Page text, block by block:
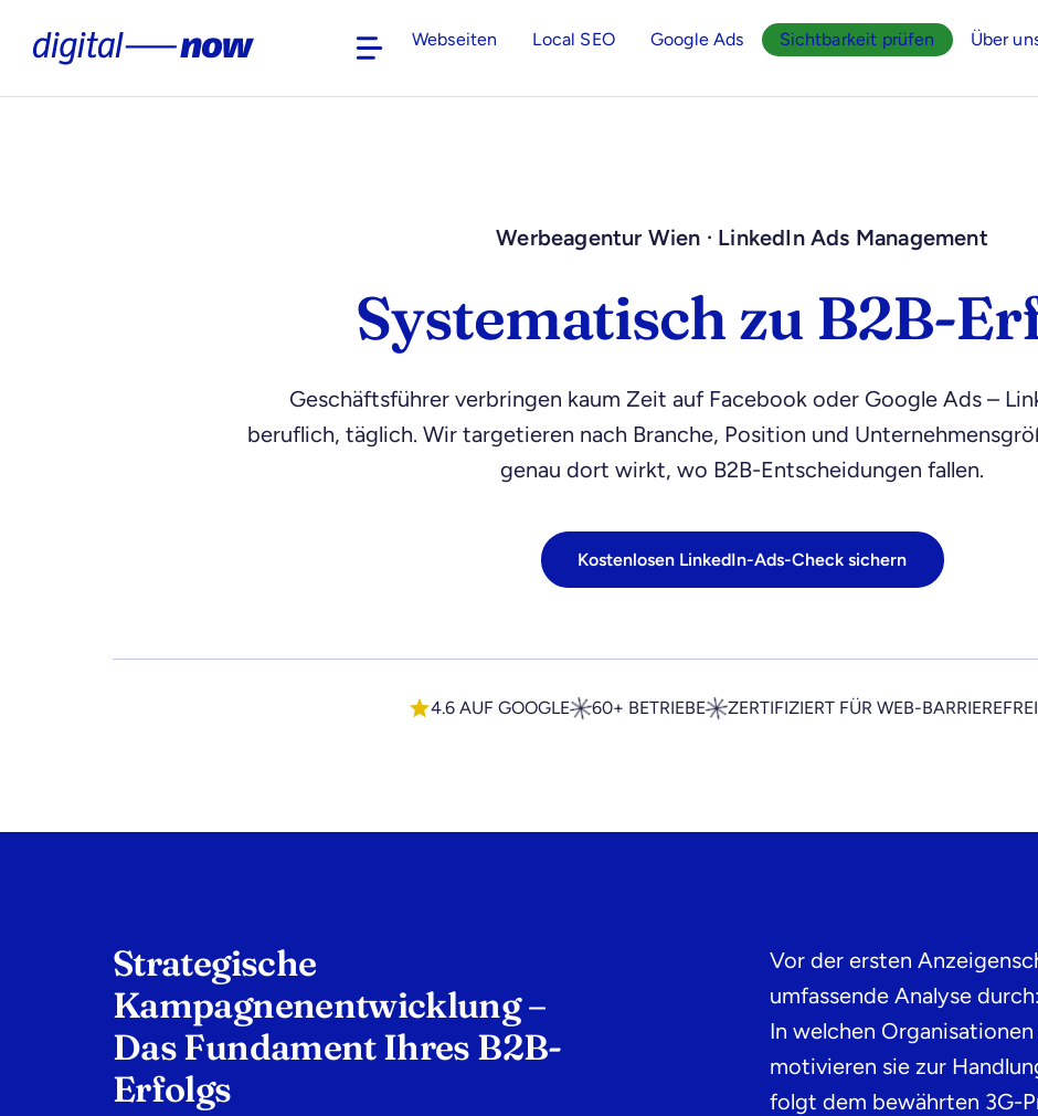
Webseiten Local SEO Google Ads Sichtbarkeit prüfen Über
Werbeagentur Wien · LinkedIn Ads Management
Systematisch zu B2B-
Geschäftsführer verbringen kaum Zeit auf Facebook oder Google Ads –
beruflich, täglich. Wir targetieren nach Branche, Position und
genau dort wirkt, wo B2B-Entscheidungen fallen.
Kostenlosen LinkedIn-Ads-Check sichern
4.6 AUF GOOGLE 60+ BETRIEBE ZERTIFIZIERT FÜR WEB-
Strategische
Kampagnenentwicklung –
Das Fundament Ihres B2B-
Erfolgs
Vor der ersten
umfassende Analyse
In welchen
motivieren sie zur
folgt dem bewährten 3G-